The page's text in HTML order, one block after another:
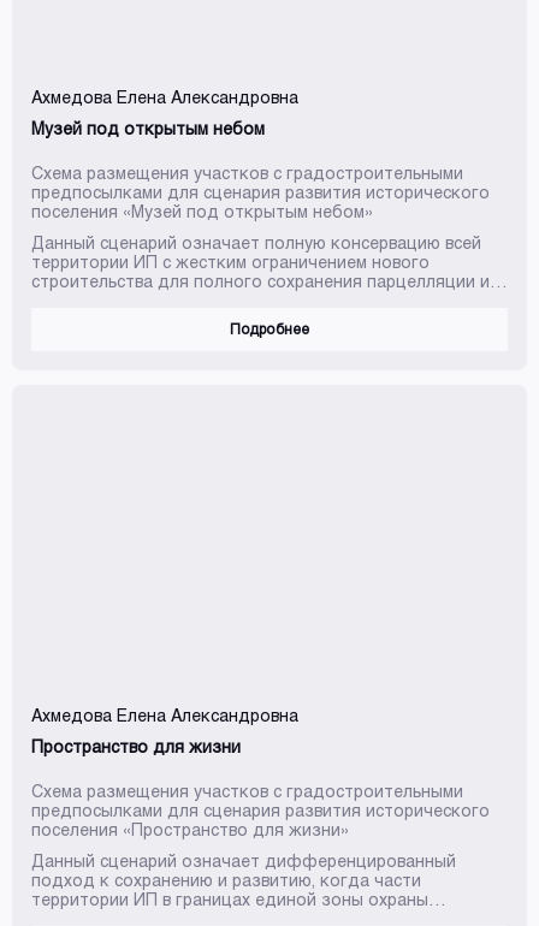
Ахмедова Елена Александровна
Музей под открытым небом
Схема размещения участков с градостроительными
предпосылками для сценария развития исторического
поселения «Музей под открытым небом»
Данный сценарий означает полную консервацию всей
территории ИП с жестким ограничением нового
строительства для полного сохранения парцелляции и
территорий исключается. Новое строительство ведется
в исключительных случаях и только штучно, т.е.
Подробнее
Ахмедова Елена Александровна
Пространство для жизни
Схема размещения участков с градостроительными
предпосылками для сценария развития исторического
поселения «Пространство для жизни»
Данный сценарий означает дифференцированный
подход к сохранению и развитию, когда части
территории ИП в границах единой зоны охраны